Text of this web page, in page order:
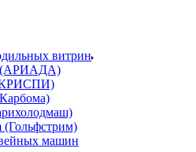
витрин
(АРИАДА)
(Гольфстрим)
машин